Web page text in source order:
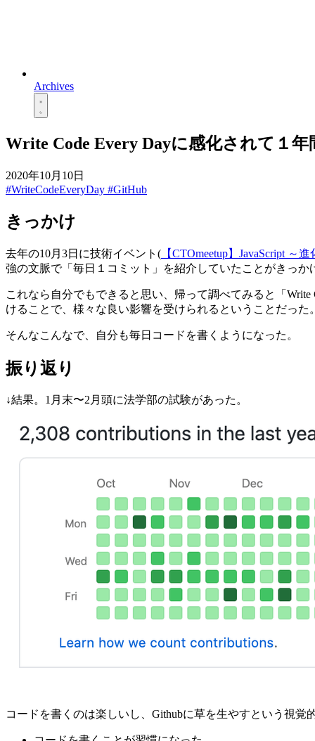
Archives
Write Code Every Dayに感化されて１
2020年10月10日
#WriteCodeEveryDay #GitHub
きっかけ
去年の10月3日に技術イベント( 【CTOmeetup】JavaScript
強の文脈で「毎日１コミット」を紹介していたことがきっ
これなら自分でもできると思い、帰って調べてみると「Write
けることで、様々な良い影響を受けられるということだった
そんなこんなで、自分も毎日コードを書くようになった。
振り返り
↓結果。1月末〜2月頭に法学部の試験があった。
コードを書くのは楽しいし、Githubに草を生やすという視